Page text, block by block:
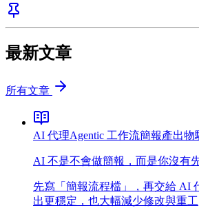
最新文章
所有文章
AI 代理Agentic 工作流簡報產出物
AI 不是不會做簡報，而是你沒有
先寫「簡報流程檔」，再交給 AI
出更穩定，也大幅減少修改與重工